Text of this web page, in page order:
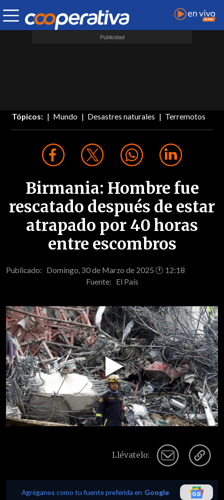
Tópicos: Mundo Desastres naturales Terremotos
Birmania: Hombre fue
rescatado después de estar
atrapado por 40 horas
entre escombros
Publicado: Domingo, 30 de Marzo de 2025 🕐 12:18
Fuente: El País
Play
Video
Llévatelo:
Agréganos como tu fuente preferida en Google